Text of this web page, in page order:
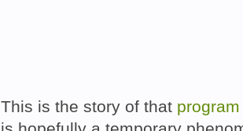
This is the story of that program